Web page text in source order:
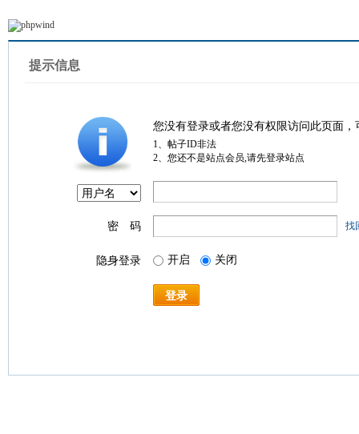
提示信息
您没有登录或者您没有权限访问此页面
1、帖子ID非法
2、您还不是站点会员,请先登录站点
密 码 找
隐身登录 开启 关闭
登录